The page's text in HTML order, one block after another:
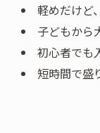
軽めだけど
子どもから
初心者でも
短時間で盛